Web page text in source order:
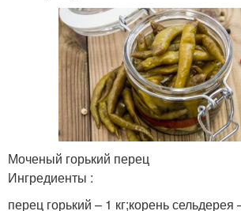
Моченый горький перец
Ингредиенты :
перец горький – 1 кг;корень сельдерея